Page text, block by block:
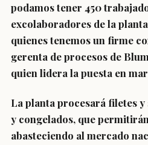
podamos tener 450
excolaboradores de la
quienes tenemos un firme
gerenta de procesos de
quien lidera la puesta en
La planta procesará filetes
y congelados, que
abasteciendo al mercado